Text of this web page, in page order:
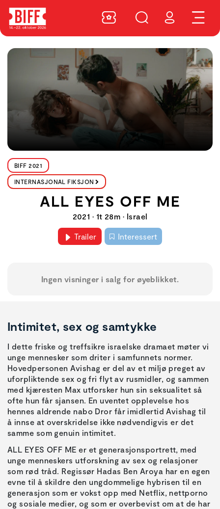
BIFF 2021
INTERNASJONAL FIKSJON
ALL EYES OFF ME
2021 • 1t 28m • Israel
Trailer Interessert
Ingen visninger i salg for øyeblikket.
Intimitet, sex og samtykke
I dette friske og treffsikre israelske dramaet møter vi
unge mennesker som driter i samfunnets normer.
Hovedpersonen Avishag er del av et miljø preget av
uforpliktende sex og fri flyt av rusmidler, og sammen
med kjæresten Max utforsker hun sin seksualitet så
ofte hun får sjansen. En uventet opplevelse hos
hennes aldrende nabo Dror får imidlertid Avishag til
å innse at overskridelse ikke nødvendigvis er det
samme som genuin intimitet.
ALL EYES OFF ME er et generasjonsportrett, med
unge menneskers utforskning av sex og relasjoner
som rød tråd. Regissør Hadas Ben Aroya har en egen
evne til å skildre den ungdommelige hybrisen til en
generasjon som er vokst opp med Netflix, nettporno
og sosiale medier, og som er overbevist om at de har